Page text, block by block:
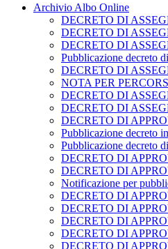
Archivio Albo Online
DECRETO DI
DECRETO DI
DECRETO DI
Pubblicazione decreto
DECRETO DI
NOTA PER
DECRETO DI
DECRETO DI
DECRETO DI
Pubblicazione decreto
Pubblicazione decreto
DECRETO DI
DECRETO DI
Notificazione per
DECRETO DI
DECRETO DI
DECRETO DI
DECRETO DI
DECRETO DI